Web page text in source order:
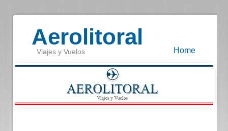
Aerolitoral
Viajes y Vuelos Home